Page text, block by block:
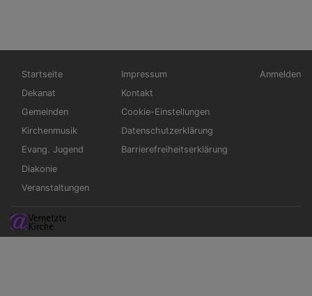
Hauptnavigation
Startseite
Dekanat
Gemeinden
Kirchenmusik
Evang. Jugend
Diakonie
Veranstaltungen
Fußbereichsmenü
Impressum
Kontakt
Cookie-Einstellungen
Datenschutzerklärung
Barrierefreiheitserklärung
Anmelden